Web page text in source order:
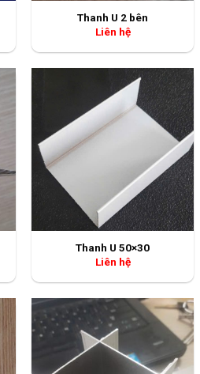
Thanh U 2 bên
Liên hệ
Thanh U 50×30
Liên hệ